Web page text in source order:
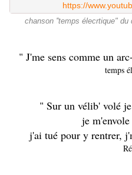
https://
chanson ''temps élecrtique"
" J'me sens comme un
temps
" Sur un vélib' volé
je
j'ai tué pour y rentrer,